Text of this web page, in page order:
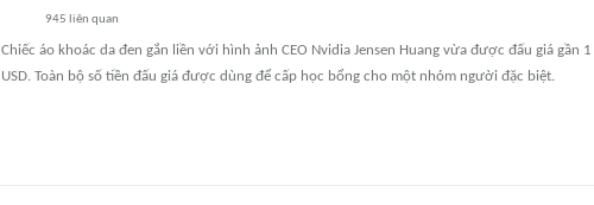
945 liên quan
Chiếc áo khoác da đen gắn liền với hình ảnh CEO Nvidia Jensen Huang vừa được đấu giá gần
USD. Toàn bộ số tiền đấu giá được dùng để cấp học bổng cho một nhóm người đặc biệt.